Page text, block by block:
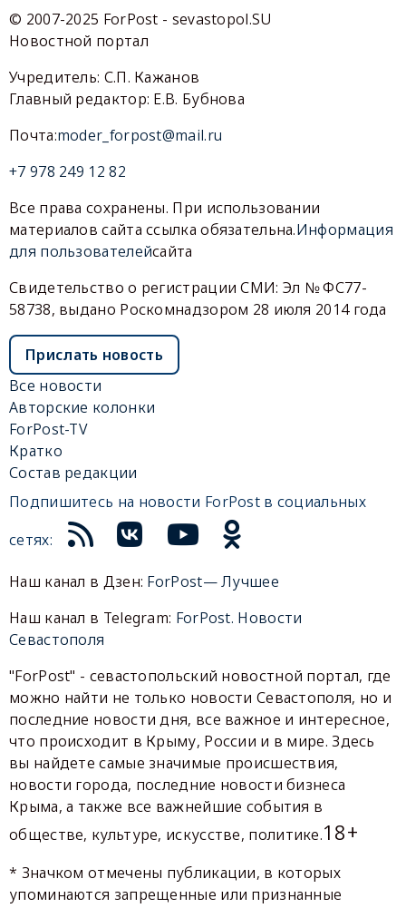
© 2007-2025 ForPost - sevastopol.SU
Новостной портал
Учредитель: С.П. Кажанов
Главный редактор: Е.В. Бубнова
Почта:moder_forpost@mail.ru
+7 978 249 12 82
Все права сохранены. При использовании
материалов сайта ссылка обязательна.Информация
для пользователейсайта
Свидетельство о регистрации СМИ: Эл № ФС77-
58738, выдано Роскомнадзором 28 июля 2014 года
Прислать новость
Все новости
Авторские колонки
ForPost-TV
Кратко
Состав редакции
Подпишитесь на новости ForPost в социальных
сетях:
Наш канал в Дзен: ForPost— Лучшее
Наш канал в Telegram: ForPost. Новости
Севастополя
"ForPost" - севастопольский новостной портал, где
можно найти не только новости Севастополя, но и
последние новости дня, все важное и интересное,
что происходит в Крыму, России и в мире. Здесь
вы найдете самые значимые происшествия,
новости города, последние новости бизнеса
Крыма, а также все важнейшие события в
обществе, культуре, искусстве, политике.18+
* Значком отмечены публикации, в которых
упоминаются запрещенные или признанные